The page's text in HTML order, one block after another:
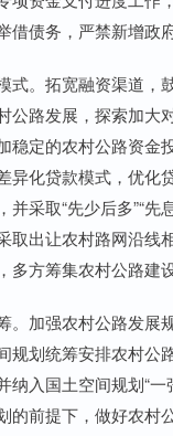
借债务，严禁新增政
式。拓宽融资渠道，
公路发展，探索加大
稳定的农村公路资金
异化贷款模式，优化
并采取“先少后多”“先
取出让农村路网沿线
多方筹集农村公路建
。加强农村公路发展
规划统筹安排农村公
纳入国土空间规划“一
的前提下，做好农村